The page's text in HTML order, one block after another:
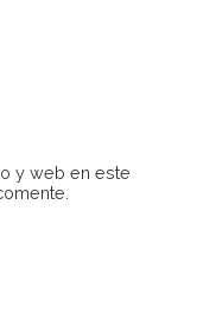
y web en este